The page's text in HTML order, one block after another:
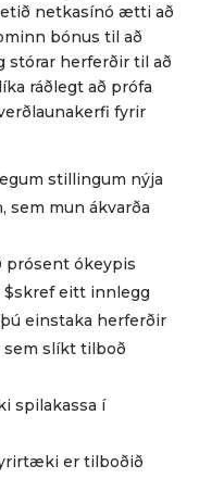
netkasínó ætti að
bónus til að
stórar herferðir til að
ráðlegt að prófa
fyrir
stillingum nýja
mun ákvarða
prósent ókeypis
eitt innlegg
einstaka herferðir
sem slíkt tilboð
spilakassa í
er tilboðið